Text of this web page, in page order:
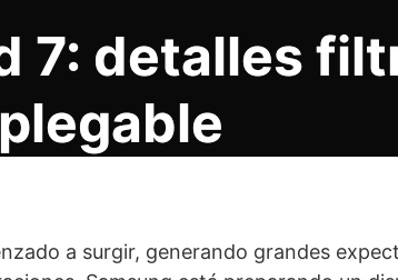
7: detalles
plegable
a surgir, generando grandes